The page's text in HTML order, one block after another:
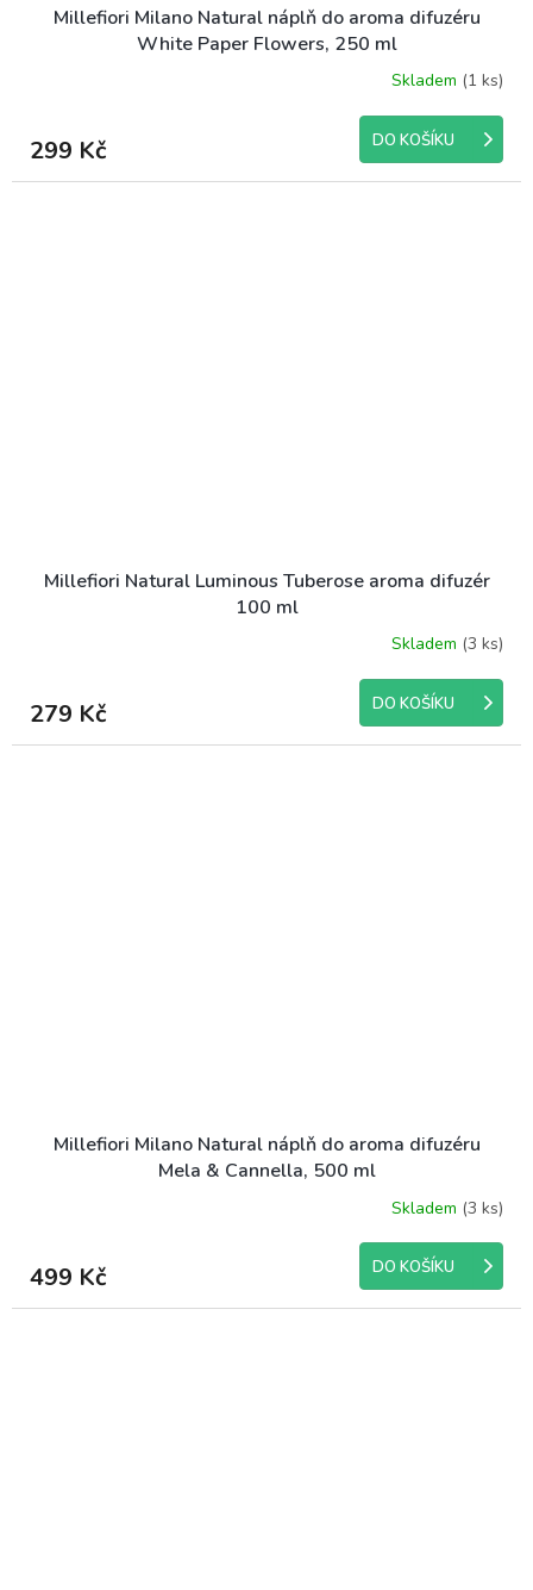
Millefiori Milano Natural náplň do aroma difuzéru
White Paper Flowers, 250 ml
Skladem (1 ks)
299 Kč DO KOŠÍKU
Millefiori Natural Luminous Tuberose aroma difuzér
100 ml
je
Skladem (3 ks)
279 Kč DO KOŠÍKU
Millefiori Milano Natural náplň do aroma difuzéru
Mela & Cannella, 500 ml
Skladem (3 ks)
499 Kč DO KOŠÍKU